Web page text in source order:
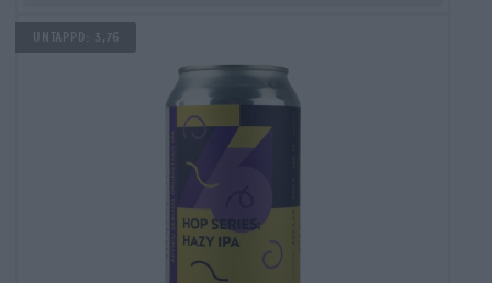
UNTAPPD: 3,76